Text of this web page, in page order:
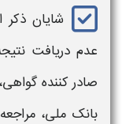
شایان
عدم دریافت
صادر کننده گواهی،
بانک ملی،